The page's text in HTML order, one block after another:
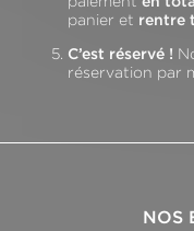
panier et rentre
C’est réservé !
réservation par
NOS